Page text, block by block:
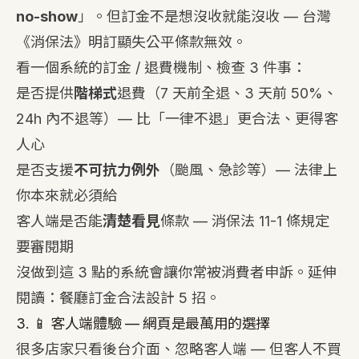
no-show 」。但訂金不是想沒收就能沒收 — 台灣
《消保法》明訂顯失公平條款無效。
看一個系統的訂金 / 退費機制、檢查 3 件事：
是否提供階梯式退費（7 天前全退、3 天前 50%、
24h 內不退等）— 比「一律不退」更合法、更得客
人心
是否支援不可抗力例外 （颱風、急診等）— 法律上
你本來就必須給
客人端是否能清楚看見條款 — 消保法 11-1 條規定
要審閱期
沒做到這 3 點的系統會讓你常被消費者申訴。延伸
閱讀： 餐廳訂金合法設計 5 招 。
3. 📱 客人端體驗 — 網頁是最萬用的選擇
很多店家只看後台介面、忽略客人端 — 但客人不買